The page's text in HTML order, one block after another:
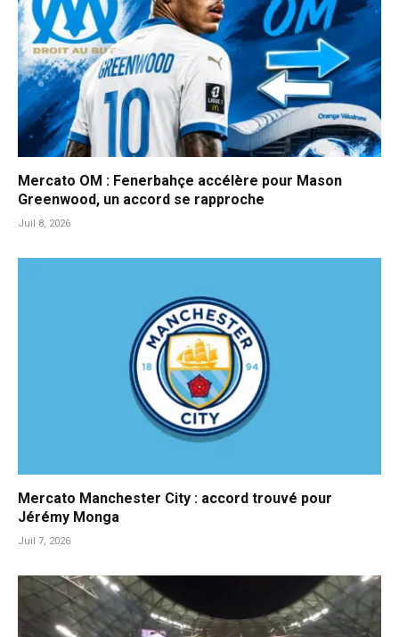
Mercato OM : Fenerbahçe accélère pour Mason
Greenwood, un accord se rapproche
Juil 8, 2026
Mercato Manchester City : accord trouvé pour
Jérémy Monga
Juil 7, 2026